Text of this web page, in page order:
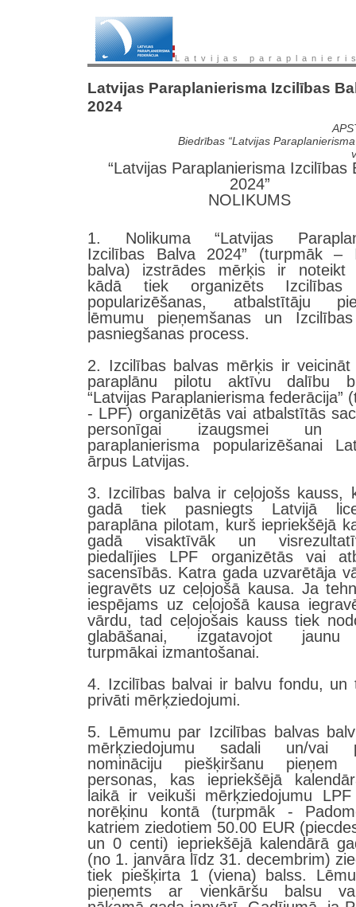
Latvijas
Latvijas Paraplanierisma Izcilības
2024
Biedrības “Latvijas
“Latvijas Paraplanierisma Izcilības
2024”
NOLIKUMS
1. Nolikuma “Latvijas
Izcilības Balva 2024” (turpmāk –
balva) izstrādes mērķis ir noteikt
kādā tiek organizēts Izcilības
popularizēšanas, atbalstītāju
lēmumu pieņemšanas un
pasniegšanas process.
2. Izcilības balvas mērķis ir veicināt
paraplānu pilotu aktīvu dalību
“Latvijas Paraplanierisma federācija”
- LPF) organizētās vai atbalstītās
personīgai izaugsmei un
paraplanierisma popularizēšanai
ārpus Latvijas.
3. Izcilības balva ir ceļojošs kauss,
gadā tiek pasniegts Latvijā
paraplāna pilotam, kurš iepriekšējā
gadā visaktīvāk un
piedalījies LPF organizētās vai
sacensībās. Katra gada uzvarētāja
iegravēts uz ceļojošā kausa. Ja
iespējams uz ceļojošā kausa
vārdu, tad ceļojošais kauss tiek
glabāšanai, izgatavojot jaunu
turpmākai izmantošanai.
4. Izcilības balvai ir balvu fondu, un
privāti mērķziedojumi.
5. Lēmumu par Izcilības balvas
mērķziedojumu sadali un/vai
nomināciju piešķiršanu pieņem
personas, kas iepriekšējā
laikā ir veikuši mērķziedojumu
norēķinu kontā (turpmāk -
katriem ziedotiem 50.00 EUR
un 0 centi) iepriekšējā kalendārā
(no 1. janvāra līdz 31. decembrim)
tiek piešķirta 1 (viena) balss.
pieņemts ar vienkāršu balsu